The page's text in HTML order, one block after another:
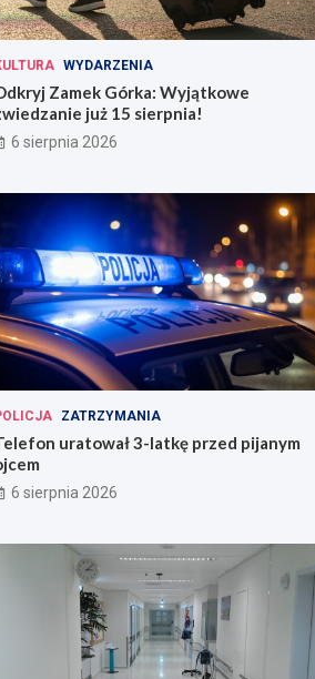
WYDARZENIA
Zamek Górka: Wyjątkowe
już 15 sierpnia!
6 sierpnia 2026
ZATRZYMANIA
uratował 3-latkę przed pijanym
6 sierpnia 2026